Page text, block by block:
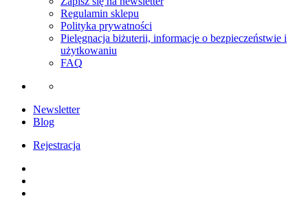
Regulamin sklepu
Polityka prywatności
Pielęgnacja biżuterii, informacje o bezpieczeństwie i
użytkowaniu
FAQ
Newsletter
Blog
Rejestracja